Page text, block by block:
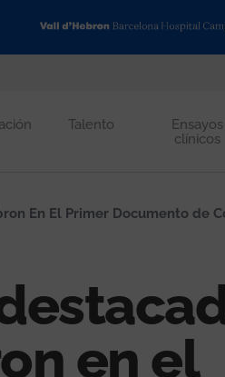
Talento
Ensayos
clínicos
En El Primer Documento de
en el